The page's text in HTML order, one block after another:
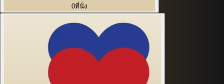
0ที่นั่ง